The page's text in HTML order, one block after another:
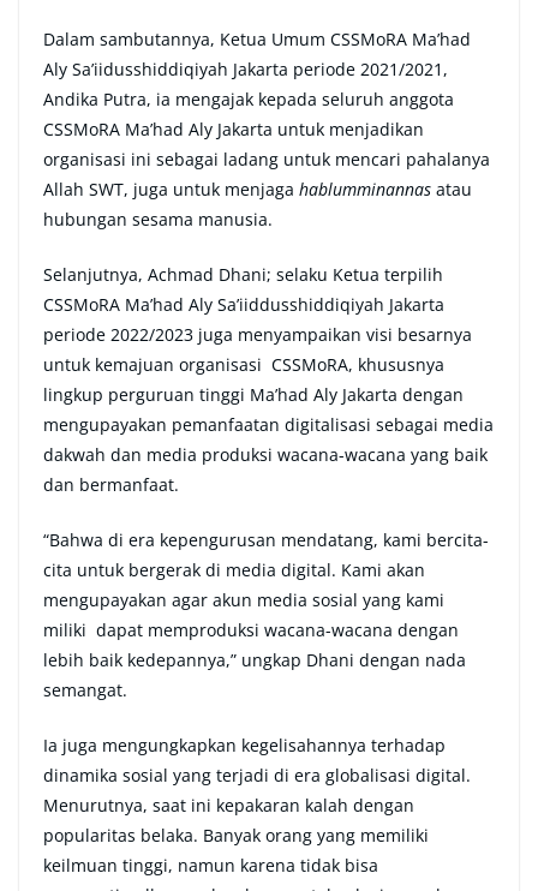
Dalam sambutannya, Ketua Umum CSSMoRA Ma’had
Aly Sa’iidusshiddiqiyah Jakarta periode 2021/2021,
Andika Putra, ia mengajak kepada seluruh anggota
CSSMoRA Ma’had Aly Jakarta untuk menjadikan
organisasi ini sebagai ladang untuk mencari pahalanya
Allah SWT, juga untuk menjaga hablumminannas atau
hubungan sesama manusia.
Selanjutnya, Achmad Dhani; selaku Ketua terpilih
CSSMoRA Ma’had Aly Sa’iiddusshiddiqiyah Jakarta
periode 2022/2023 juga menyampaikan visi besarnya
untuk kemajuan organisasi CSSMoRA, khususnya
lingkup perguruan tinggi Ma’had Aly Jakarta dengan
mengupayakan pemanfaatan digitalisasi sebagai media
dakwah dan media produksi wacana-wacana yang baik
dan bermanfaat.
“Bahwa di era kepengurusan mendatang, kami bercita-
cita untuk bergerak di media digital. Kami akan
mengupayakan agar akun media sosial yang kami
miliki dapat memproduksi wacana-wacana dengan
lebih baik kedepannya,” ungkap Dhani dengan nada
semangat.
Ia juga mengungkapkan kegelisahannya terhadap
dinamika sosial yang terjadi di era globalisasi digital.
Menurutnya, saat ini kepakaran kalah dengan
popularitas belaka. Banyak orang yang memiliki
keilmuan tinggi, namun karena tidak bisa